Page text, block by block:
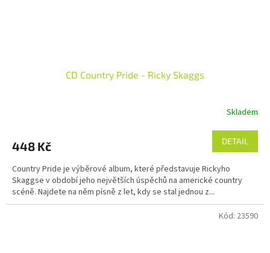
CD Country Pride - Ricky Skaggs
Skladem
448 Kč DETAIL
Country Pride je výběrové album, které představuje Rickyho
Skaggse v období jeho největších úspěchů na americké country
scéně. Najdete na něm písně z let, kdy se stal jednou z...
Kód: 23590